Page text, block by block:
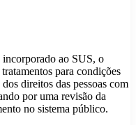
ao SUS, o
para condições
direitos das pessoas com
por uma revisão da
no sistema público.